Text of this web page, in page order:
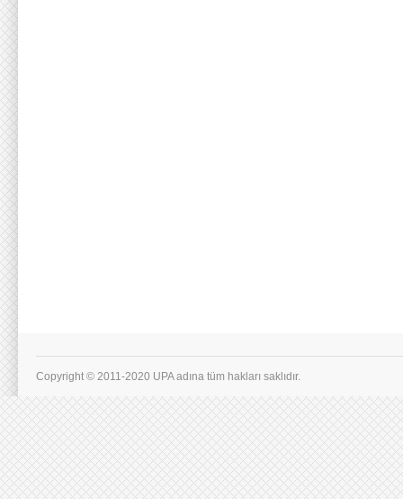
Copyright © 2011-2020 UPA adına tüm hakları saklıdır.